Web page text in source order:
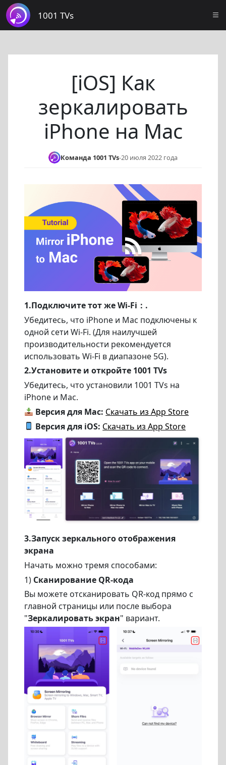
1001 TVs
[iOS] Как
зеркалировать
iPhone на Mac
Команда 1001 TVs-20 июля 2022 года
1.Подключите тот же Wi-Fi：.
Убедитесь, что iPhone и Mac подключены к
одной сети Wi-Fi. (Для наилучшей
производительности рекомендуется
использовать Wi-Fi в диапазоне 5G).
2.Установите и откройте 1001 TVs
Убедитесь, что установили 1001 TVs на
iPhone и Mac.
Версия для Mac: Скачать из App Store
Версия для iOS: Скачать из App Store
3.Запуск зеркального отображения
экрана
Начать можно тремя способами:
1) Сканирование QR-кода
Вы можете отсканировать QR-код прямо с
главной страницы или после выбора
"Зеркалировать экран" вариант.